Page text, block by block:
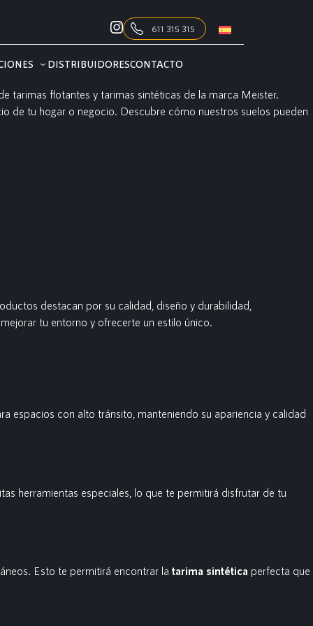
611 315 315
DISTRIBUIDORESCONTACTO
tarimas flotantes y tarimas sintéticas de la marca Meister.
de tu hogar o negocio. Descubre cómo nuestros suelos pueden
destacan por su calidad, diseño y durabilidad,
tu entorno y ofrecerte un estilo único.
espacios con alto tránsito, manteniendo su apariencia y calidad
herramientas especiales, lo que te permitirá disfrutar de tu
Esto te permitirá encontrar la tarima sintética perfecta que